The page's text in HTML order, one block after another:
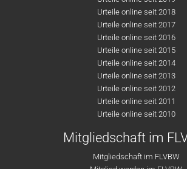
Urteile online seit 2018
Urteile online seit 2017
Urteile online seit 2016
Urteile online seit 2015
Urteile online seit 2014
Urteile online seit 2013
Urteile online seit 2012
Urteile online seit 2011
Urteile online seit 2010
Mitgliedschaft im
Mitgliedschaft im FLVBW